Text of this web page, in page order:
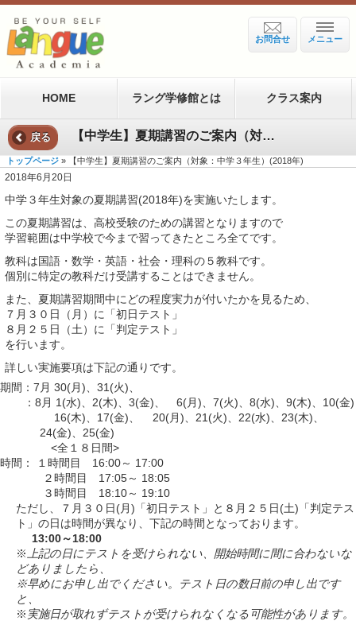
メニュー
お問合せ
HOME ラング学修館とは クラス案内
戻る 【中学生】夏期講習のご案内（対象：中学３年生）(2018年)
トップページ » 【中学生】夏期講習のご案内（対象：中学３年生）(2018年)
2018年6月20日
中学３年生対象の夏期講習(2018年)を実施いたします。
この夏期講習は、高校受験のための講習となりますので
学習範囲は中学校で今まで習ってきたところ全てです。
教科は国語・数学・英語・社会・理科の５教科です。
個別に特定の教科だけ受講することはできません。
また、夏期講習期間中にどの程度実力が付いたかを見るため、
７月３０日（月）に「初日テスト」
８月２５日（土）に「判定テスト」
を行います。
詳しい実施要項は下記の通りです。
期間：7月 30(月)、31(火)、
：8月 1(水)、2(木)、3(金)、 6(月)、7(火)、8(水)、9(木)、10(金)
16(木)、17(金)、 20(月)、21(火)、22(水)、23(木)、
24(金)、25(金)
<全１８日間>
時間： １時間目 16:00～ 17:00
２時間目 17:05～ 18:05
３時間目 18:10～ 19:10
ただし、７月３０日(月)「初日テスト」と８月２５日(土)「判定テス
ト」の日は時間が異なり、下記の時間となっております。
13:00～18:00
※ 上記の日にテストを受けられない、開始時間に間に合わないな
どありましたら、
※早めにお申し出でください。テスト日の数日前の申し出です
と、
※ 実施日が取れずテストが受けられなくなる可能性があります。